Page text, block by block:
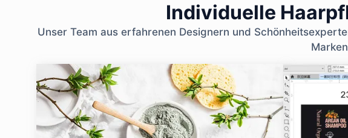
Individuelle
Unser Team aus erfahrenen Designern und